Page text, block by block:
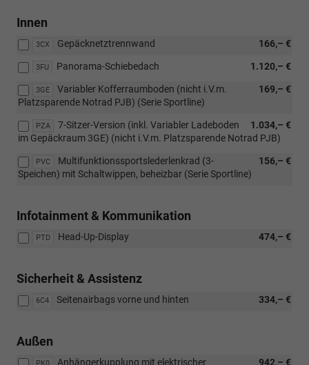
Innen
3CX 166,– €
Gepäcknetztrennwand
3FU 1.120,– €
Panorama-Schiebedach
3GE 169,– €
Variabler Kofferraumboden (nicht i.V.m.
Platzsparende Notrad PJB) (Serie Sportline)
PZA 1.034,– €
7-Sitzer-Version (inkl. Variabler Ladeboden
im Gepäckraum 3GE) (nicht i.V.m. Platzsparende Notrad PJB)
PVC 156,– €
Multifunktionssportslederlenkrad (3-
Speichen) mit Schaltwippen, beheizbar (Serie Sportline)
Infotainment & Kommunikation
PTD 474,– €
Head-Up-Display
Sicherheit & Assistenz
6C4 334,– €
Seitenairbags vorne und hinten
Außen
PK0 942,– €
Anhängerkupplung mit elektrischer